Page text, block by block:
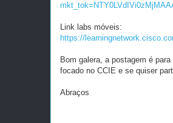
Link labs móveis:
https://
Bom galera, a postagem é
focado no CCIE e se quiser
Abraços